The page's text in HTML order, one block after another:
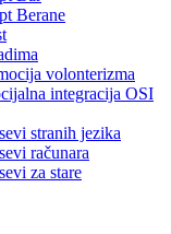
Berane
volonterizma
integracija OSI
stranih jezika
računara
za stare